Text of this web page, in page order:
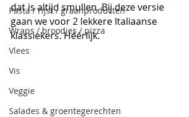
Pasta / rijst / graanproducten
Wraps / broodjes / pizza
Vlees
Vis
Veggie
Salades & groentegerechten
dat is altijd smullen. Bij deze versie
gaan we voor 2 lekkere Italiaanse
klassiekers. Héérlijk.